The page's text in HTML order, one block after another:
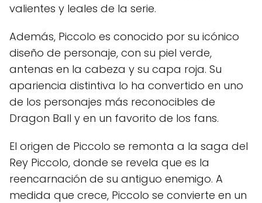
valientes y leales de la serie.
Además, Piccolo es conocido por su icónico
diseño de personaje, con su piel verde,
antenas en la cabeza y su capa roja. Su
apariencia distintiva lo ha convertido en uno
de los personajes más reconocibles de
Dragon Ball y en un favorito de los fans.
El origen de Piccolo se remonta a la saga del
Rey Piccolo, donde se revela que es la
reencarnación de su antiguo enemigo. A
medida que crece, Piccolo se convierte en un